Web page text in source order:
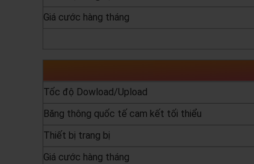
Giá cước hàng tháng
Tốc độ Dowload/Upload
Băng thông quốc tế cam kết tối thiểu
Thiết bị trang bị
Giá cước hàng tháng